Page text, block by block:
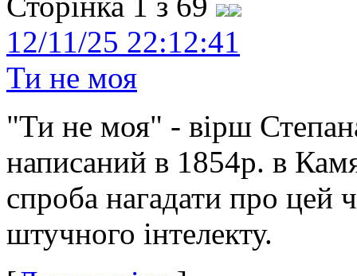
12/11/25 22:12:41
Ти не моя
"Ти не моя" - вірш
написаний в 1854р. в
спроба нагадати про цей
штучного інтелекту.